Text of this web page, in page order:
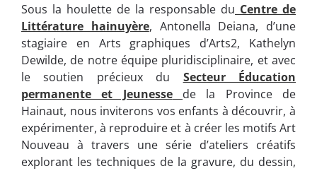
Sous la houlette de la responsable du Centre de
Littérature hainuyère, Antonella Deiana, d’une
stagiaire en Arts graphiques d’Arts2, Kathelyn
Dewilde, de notre équipe pluridisciplinaire, et avec
le soutien précieux du Secteur Éducation
permanente et Jeunesse
de la Province de
Hainaut, nous inviterons vos enfants à découvrir, à
expérimenter, à reproduire et à créer les motifs Art
Nouveau à travers une série d’ateliers créatifs
explorant les techniques de la gravure, du dessin,